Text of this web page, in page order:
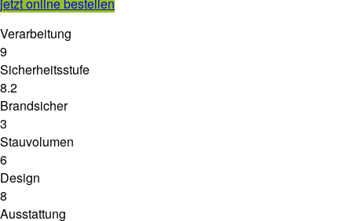
Verarbeitung
9
Sicherheitsstufe
8.2
Brandsicher
3
Stauvolumen
6
Design
8
Ausstattung